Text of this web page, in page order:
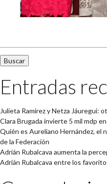
Entradas
Julieta Ramírez y Netza Jáuregui:
Clara Brugada invierte 5 mil mdp
Quién es Aureliano Hernández, el
de la Federación
Adrián Rubalcava aumenta la
Adrián Rubalcava entre los